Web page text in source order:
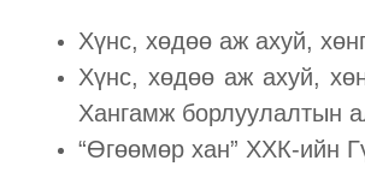
Хүнс, хөдөө аж ахуй,
Хүнс, хөдөө аж ахуй,
Хангамж борлуулалтын
“Өгөөмөр хан” ХХК-ийн